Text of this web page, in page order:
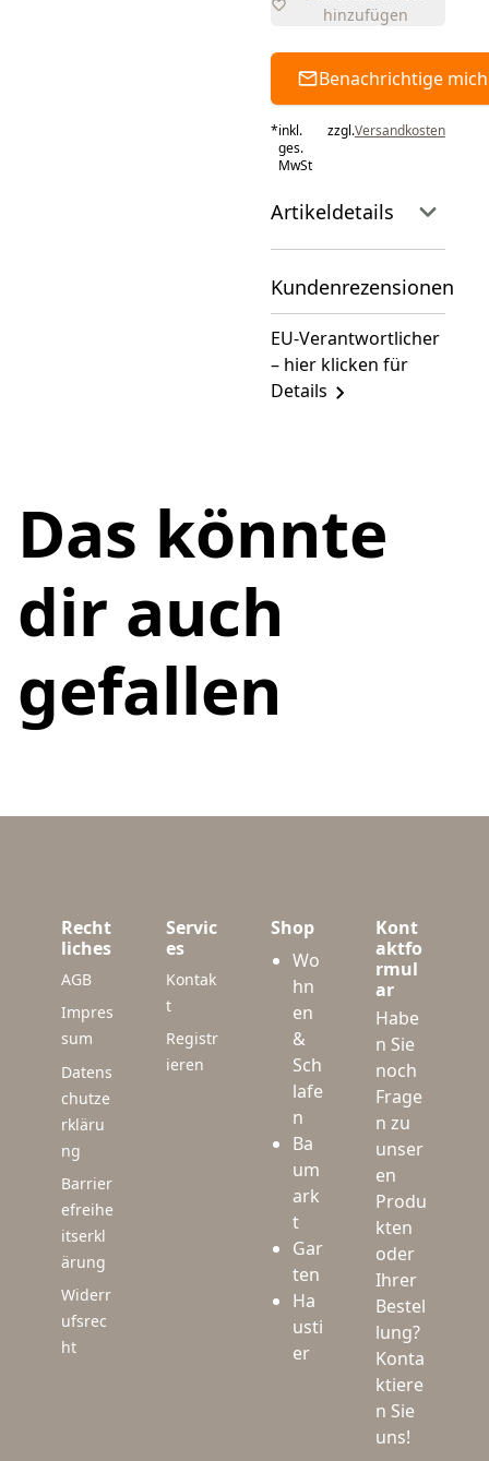
hinzufügen
Benachrichtige mich
*inkl.
ges.
MwSt
zzgl.Versandkosten
Artikeldetails
Kundenrezensionen
EU-Verantwortlicher
– hier klicken für
Details
Das könnte
dir auch
gefallen
Recht
liches
AGB
Impres
sum
Datens
chutze
rkläru
ng
Barrier
efreihe
itserkl
ärung
Widerr
ufsrec
ht
Servic
es
Kontak
t
Registr
ieren
Shop
Wo
hn
en
&
Sch
lafe
n
Ba
um
ark
t
Gar
ten
Ha
usti
er
Kont
aktfo
rmul
ar
Habe
n Sie
noch
Frage
n zu
unser
en
Produ
kten
oder
Ihrer
Bestel
lung?
Konta
ktiere
n Sie
uns!